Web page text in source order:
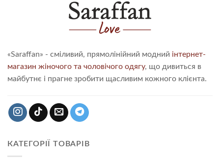
«Saraffan» - сміливий, прямолінійний модний інтернет-
магазин жіночого та чоловічого одягу, що дивиться в
майбутнє і прагне зробити щасливим кожного клієнта.
КАТЕГОРІЇ ТОВАРІВ